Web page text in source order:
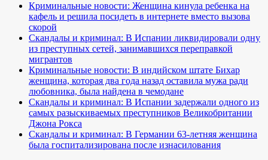
Криминальные новости: Женщина кинула ребенка на
кафель и решила посидеть в интернете вместо вызова
скорой
Скандалы и криминал: В Испании ликвидировали одну
из преступных сетей, занимавшихся переправкой
мигрантов
Криминальные новости: В индийском штате Бихар
женщина, которая два года назад оставила мужа ради
любовника, была найдена в чемодане
Скандалы и криминал: В Испании задержали одного из
самых разыскиваемых преступников Великобритании
Джона Рокса
Скандалы и криминал: В Германии 63-летняя женщина
была госпитализирована после изнасилования